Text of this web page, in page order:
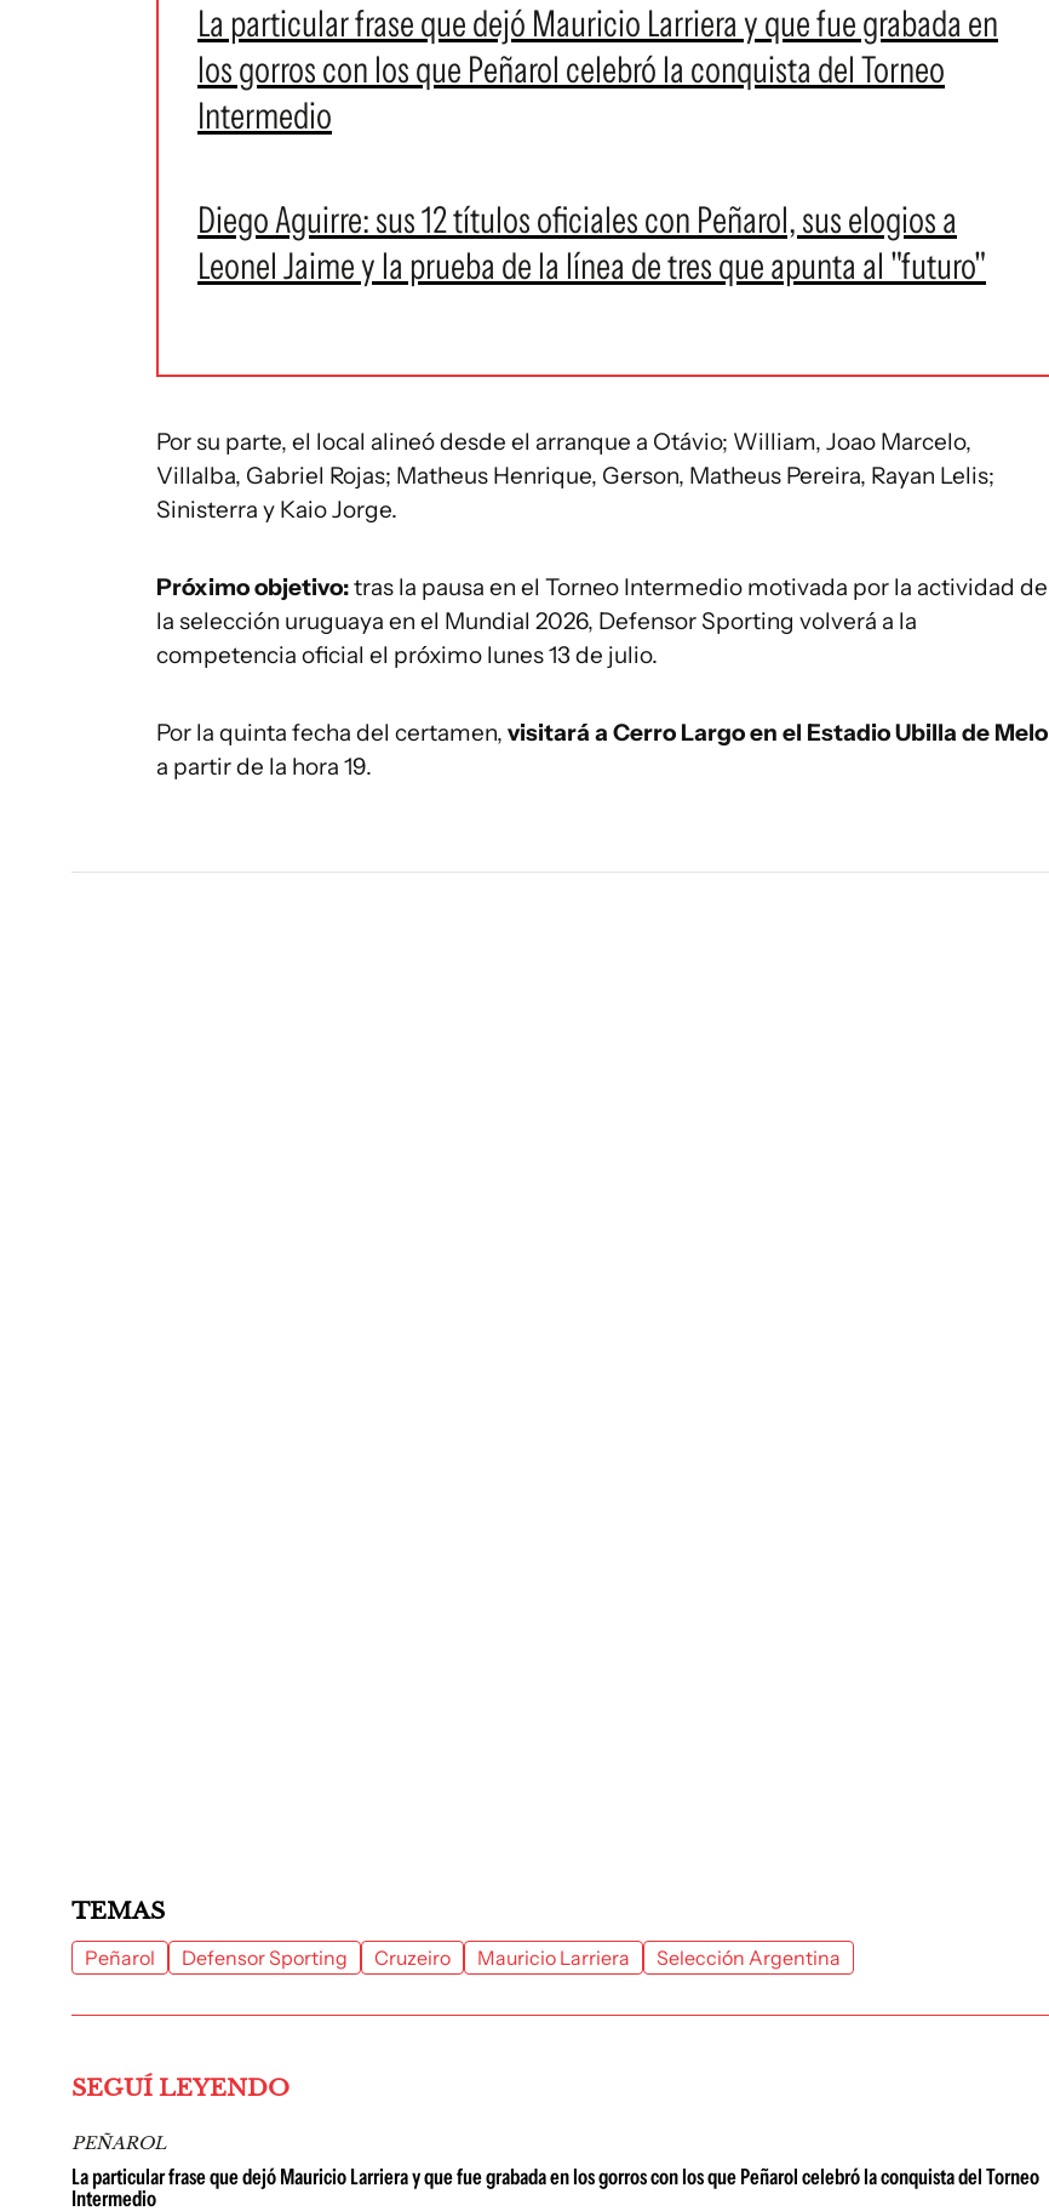
La particular frase que dejó Mauricio Larriera y que fue grabada en
los gorros con los que Peñarol celebró la conquista del Torneo
Intermedio
Diego Aguirre: sus 12 títulos oficiales con Peñarol, sus elogios a
Leonel Jaime y la prueba de la línea de tres que apunta al "futuro"
Por su parte, el local alineó desde el arranque a Otávio; William, Joao Marcelo,
Villalba, Gabriel Rojas; Matheus Henrique, Gerson, Matheus Pereira, Rayan Lelis;
Sinisterra y Kaio Jorge.
Próximo objetivo:tras la pausa en el Torneo Intermedio motivada por la actividad de
la selección uruguaya en el Mundial 2026, Defensor Sporting volverá a la
competencia oficial el próximo lunes 13 de julio.
Por la quinta fecha del certamen, visitará a Cerro Largo en el Estadio Ubilla de Melo
a partir de la hora 19.
TEMAS
Peñarol Defensor Sporting Cruzeiro Mauricio Larriera Selección Argentina
SEGUÍ LEYENDO
PEÑAROL
La particular frase que dejó Mauricio Larriera y que fue grabada en los gorros con los que Peñarol celebró la conquista del Torneo
Intermedio